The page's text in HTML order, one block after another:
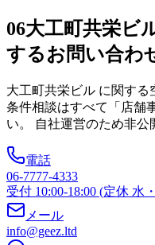
06大工町共栄ビ
するお問い合わ
大工町共栄ビル に関する
条件相談はすべて「店舗
い。 自社運営のため非公
電話
06-7777-4333
受付 10:00-18:00 (定休 水
メール
info@geez.ltd